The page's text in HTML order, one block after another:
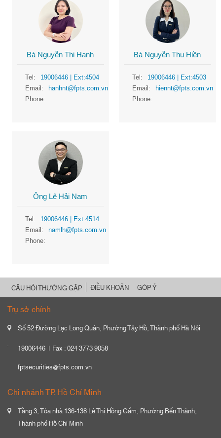
Bà Nguyễn Thị Hạnh
Tel: 19006446
| Ext:4504
Email:
hanhnt@fpts.com.vn
Phone:
Bà Nguyễn Thu Hiền
Tel: 19006446
| Ext:4503
Email:
hiennt@fpts.com.vn
Phone:
Ông Lê Hải Nam
Tel: 19006446
| Ext:4514
Email:
namlh@fpts.com.vn
Phone:
CÂU HỎI THƯỜNG GẶP ĐIỀU KHOẢN GÓP Ý
Trụ sở chính
Số 52 Đường Lạc Long Quân, Phường Tây Hồ, Thành phố Hà Nội
19006446
Fax : 024 3773 9058
fptsecurities@fpts.com.vn
Chi nhánh TP. Hồ Chí Minh
Tầng 3, Tòa nhà 136-138 Lê Thị Hồng Gấm, Phường Bến Thành,
Thành phố Hồ Chí Minh